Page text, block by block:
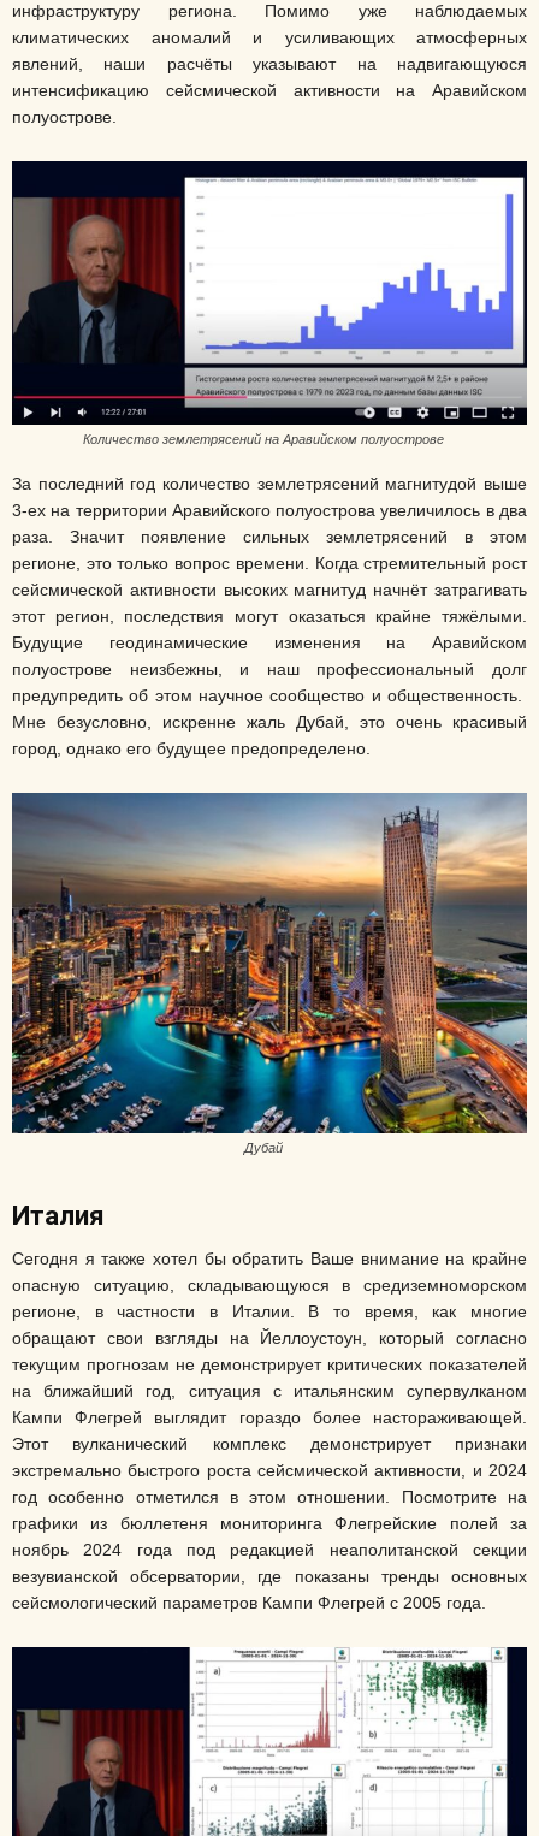
инфраструктуру региона. Помимо уже наблюдаемых
климатических аномалий и усиливающих атмосферных
явлений, наши расчёты указывают на надвигающуюся
интенсификацию сейсмической активности на Аравийском
полуострове.
Количество землетрясений на Аравийском полуострове
За последний год количество землетрясений магнитудой выше
3-ех на территории Аравийского полуострова увеличилось в два
раза. Значит появление сильных землетрясений в этом
регионе, это только вопрос времени. Когда стремительный рост
сейсмической активности высоких магнитуд начнёт затрагивать
этот регион, последствия могут оказаться крайне тяжёлыми.
Будущие геодинамические изменения на Аравийском
полуострове неизбежны, и наш профессиональный долг
предупредить об этом научное сообщество и общественность.
Мне безусловно, искренне жаль Дубай, это очень красивый
город, однако его будущее предопределено.
Дубай
Италия
Сегодня я также хотел бы обратить Ваше внимание на крайне
опасную ситуацию, складывающуюся в средиземноморском
регионе, в частности в Италии. В то время, как многие
обращают свои взгляды на Йеллоустоун, который согласно
текущим прогнозам не демонстрирует критических показателей
на ближайший год, ситуация с итальянским супервулканом
Кампи Флегрей выглядит гораздо более настораживающей.
Этот вулканический комплекс демонстрирует признаки
экстремально быстрого роста сейсмической активности, и 2024
год особенно отметился в этом отношении. Посмотрите на
графики из бюллетеня мониторинга Флегрейские полей за
ноябрь 2024 года под редакцией неаполитанской секции
везувианской обсерватории, где показаны тренды основных
сейсмологический параметров Кампи Флегрей с 2005 года.